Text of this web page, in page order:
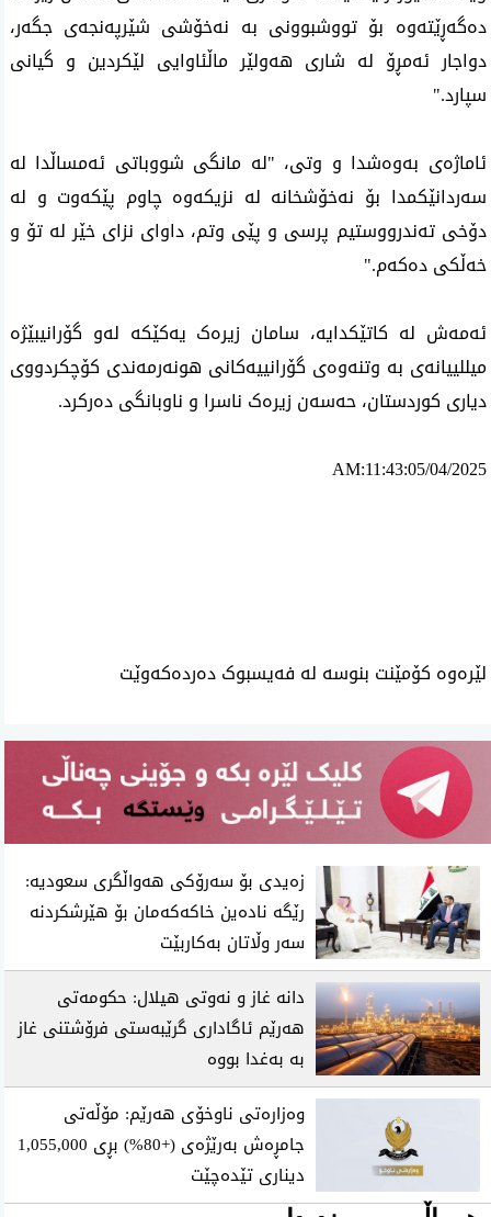
دەگەڕێتەوە بۆ تووشبوونی بە نەخۆشی شێرپەنجەی جگەر،
دواجار ئەمڕۆ لە شاری هەولێر ماڵئاوایی لێکردین و گیانی
سپارد."
ئاماژەی بەوەشدا و وتی، "لە مانگی شووباتی ئەمساڵدا لە
سەردانێکمدا بۆ نەخۆشخانە لە نزیکەوە چاوم پێکەوت و لە
دۆخی تەندرووستیم پرسی و پێی وتم، داوای نزای خێر لە تۆ و
خەڵکی دەکەم."
ئەمەش لە کاتێکدایە، سامان زیرەک یەکێکە لەو گۆرانیبێژە
میللییانەی بە وتنەوەی گۆرانییەکانی هونەرمەندی کۆچکردووی
دیاری کوردستان، حەسەن زیرەک ناسرا و ناوبانگی دەرکرد.
AM:11:43:05/04/2025
لێرەوە کۆمێنت بنوسە لە فەیسبوک دەردەکەوێت
زەیدی بۆ سەرۆکی هەواڵگری سعودیە:
رێگە نادەین خاکەکەمان بۆ هێرشکردنە
سەر وڵاتان بەکاربێت
دانە غاز و نەوتی هیلال: حکومەتی
هەرێم ئاگاداری گرێبەستی فرۆشتنی غاز
بە بەغدا بووە
وەزارەتی ناوخۆی هەرێم: مۆڵەتی
جامڕەش بەرێژەی (+80%) بڕی 1,055,000
دیناری تێدەچێت